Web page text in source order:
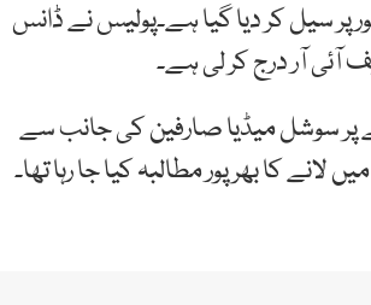
سیل کر دیا گیا ہے۔پولیس نے ڈانس
آئی آر درج کر لی ہے۔
پر سوشل میڈیا صارفین کی جانب سے
کا بھرپور مطالبہ کیا جا رہا تھا۔